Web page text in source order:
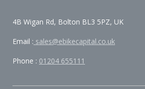
4B Wigan Rd, Bolton BL3 5PZ, UK
Email : sales@ebikecapital.co.uk
Phone : 01204 655111